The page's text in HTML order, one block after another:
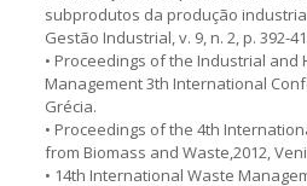
subprodutos da produção
Gestão Industrial, v. 9, n. 2, p. 392-
• Proceedings of the Industrial and
Management 3th International
Grécia.
• Proceedings of the 4th
from Biomass and Waste,2012,
• 14th International Waste